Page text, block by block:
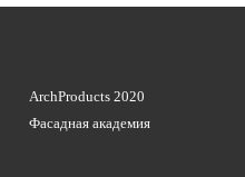
ArchProducts 2020
Фасадная академия